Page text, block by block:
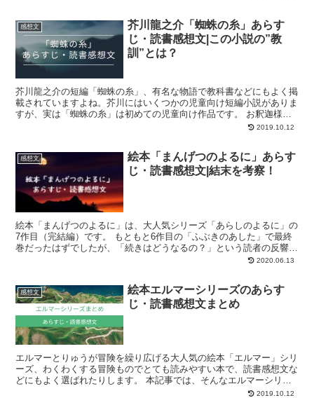
感想文
芥川龍之介「蜘蛛の糸」あらす
じ・読書感想文|この小説の”教
訓”とは？
芥川龍之介の短編「蜘蛛の糸」、有名な物語で教科書などにもよく掲
載されていますよね。芥川にはいくつかの児童向け短編小説がありま
すが、実は「蜘蛛の糸」は初めての児童向け作品です。 お釈迦様と
地獄のカンダタという2つの視点で進んでいくこの物語は、...2019.10.12
感想文
絵本「まんげつのよるに」あらす
じ・読書感想文|結末を考察！
絵本「まんげつのよるに」は、大人気シリーズ「あらしのよるに」の
7作目（完結編）です。 もともと6作目の「ふぶきのあした」で最終
巻だったはずでしたが、「続きはどうなるの？」という読者の反響が
すごく、小学4年生男の子からの「雪の中からガブがモコ...2020.06.13
感想文
絵本エルマーシリーズのあらす
じ・読書感想文まとめ
エルマーとりゅうが冒険を繰り広げる大人気の絵本「エルマー」シリ
ーズ、わくわくする冒険ものでとても読みやすい本で、読書感想文な
どにもよく選ばれたりします。 本記事では、そんなエルマーシリー
ズの魅力について、詳しくご紹介したいと思います☆ エル...2019.10.12